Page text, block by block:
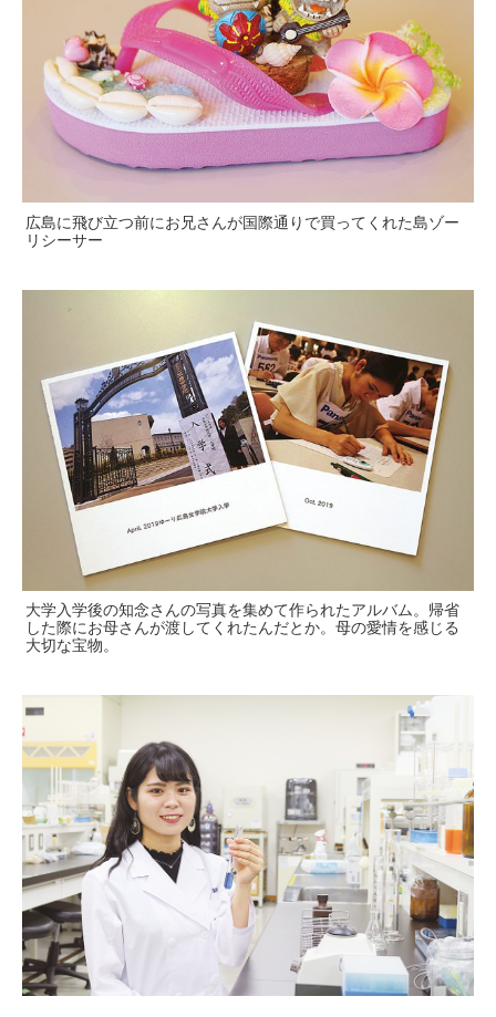
広島に飛び立つ前にお兄さんが国際通りで買ってくれた島ゾー
リシーサー
大学入学後の知念さんの写真を集めて作られたアルバム。帰省
した際にお母さんが渡してくれたんだとか。母の愛情を感じる
大切な宝物。